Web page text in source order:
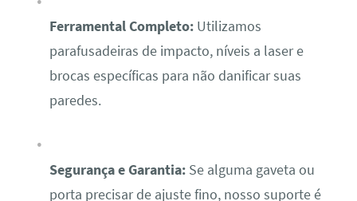
Ferramental Completo:Utilizamos
parafusadeiras de impacto, níveis a laser e
brocas específicas para não danificar suas
paredes.
Segurança e Garantia:Se alguma gaveta ou
porta precisar de ajuste fino, nosso suporte é